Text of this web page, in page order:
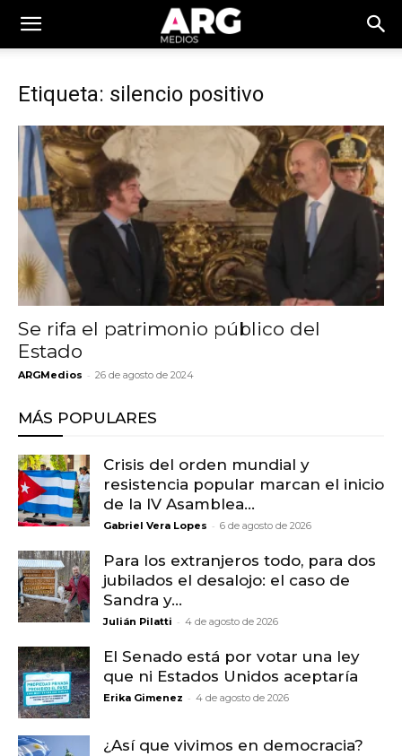
Etiqueta: silencio positivo
Se rifa el patrimonio público del
Estado
ARGMedios - 26 de agosto de 2024
MÁS POPULARES
Crisis del orden mundial y
resistencia popular marcan el inicio
de la IV Asamblea...
Gabriel Vera Lopes - 6 de agosto de 2026
Para los extranjeros todo, para dos
jubilados el desalojo: el caso de
Sandra y...
Julián Pilatti - 4 de agosto de 2026
El Senado está por votar una ley
que ni Estados Unidos aceptaría
Erika Gimenez - 4 de agosto de 2026
¿Así que vivimos en democracia?